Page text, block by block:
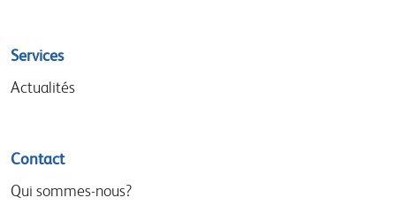
Services
Actualités
Contact
Qui sommes-nous?